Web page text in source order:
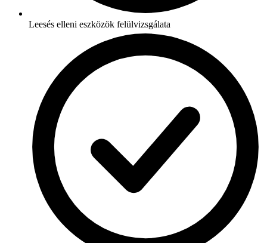
Leesés elleni eszközök felülvizsgálata